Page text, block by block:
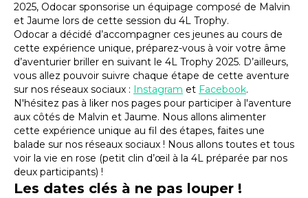
2025, Odocar sponsorise un équipage composé de Malvin
et Jaume lors de cette session du 4L Trophy.
Odocar a décidé d’accompagner ces jeunes au cours de
cette expérience unique, préparez-vous à voir votre âme
d’aventurier briller en suivant le 4L Trophy 2025. D’ailleurs,
vous allez pouvoir suivre chaque étape de cette aventure
sur nos réseaux sociaux : Instagram et Facebook.
N'hésitez pas à liker nos pages pour participer à l'aventure
aux côtés de Malvin et Jaume. Nous allons alimenter
cette expérience unique au fil des étapes, faites une
balade sur nos réseaux sociaux ! Nous allons toutes et tous
voir la vie en rose (petit clin d’œil à la 4L préparée par nos
deux participants) !
Les dates clés à ne pas louper !